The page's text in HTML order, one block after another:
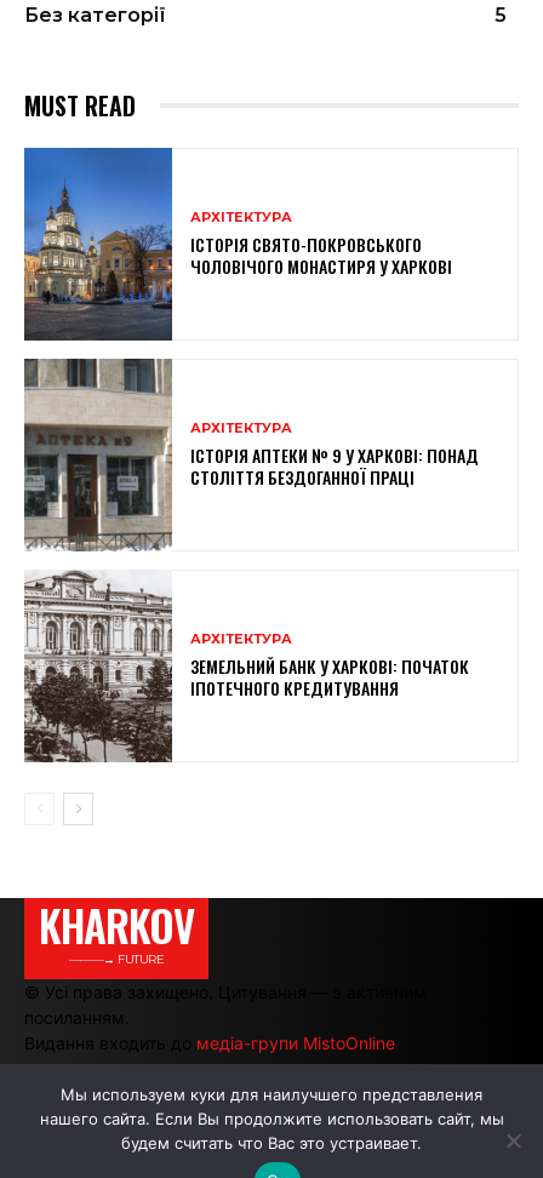
Без категорії
5
MUST READ
АРХІТЕКТУРА
ІСТОРІЯ СВЯТО-ПОКРОВСЬКОГО
ЧОЛОВІЧОГО МОНАСТИРЯ У ХАРКОВІ
АРХІТЕКТУРА
ІСТОРІЯ АПТЕКИ № 9 У ХАРКОВІ: ПОНАД
СТОЛІТТЯ БЕЗДОГАННОЇ ПРАЦІ
АРХІТЕКТУРА
ЗЕМЕЛЬНИЙ БАНК У ХАРКОВІ: ПОЧАТОК
ІПОТЕЧНОГО КРЕДИТУВАННЯ
KHARKOV
———→ FUTURE
© Усі права захищено. Цитування — з активним
посиланням.
Видання входить до медіа-групи MistoOnline
АВТОРИ РЕКЛАМА НА САЙТІ
Мы используем куки для наилучшего представления
нашего сайта. Если Вы продолжите использовать сайт, мы
будем считать что Вас это устраивает.